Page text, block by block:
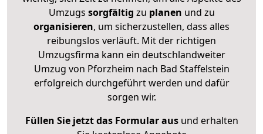
Umzugs sorgfältig zu planen und zu
organisieren, um sicherzustellen, dass alles
reibungslos verläuft. Mit der richtigen
Umzugsfirma kann ein deutschlandweiter
Umzug von Pforzheim nach Bad Staffelstein
erfolgreich durchgeführt werden und dafür
sorgen wir.
Füllen Sie jetzt das Formular ausund erhalten